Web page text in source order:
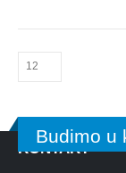
Budimo u
KONTAKT